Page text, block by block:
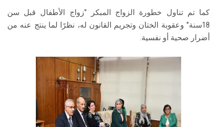
كما تم تناول خطورة الزواج المبكر "زواج الأطفال قبل سن
18سنة" وعقوبة الختان وتجريم القانون له، نظرًا لما ينتج عنه من
أضرار صحية أو نفسية.